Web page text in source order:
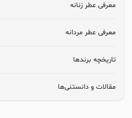
معرفی عطر زنانه
معرفی عطر مردانه
تاریخچه برندها
مقالات و دانستنی‌ها